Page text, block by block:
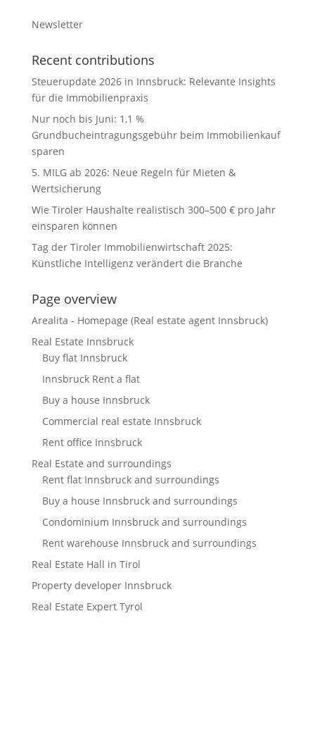
Newsletter
Recent contributions
Steuerupdate 2026 in Innsbruck: Relevante Insights
für die Immobilienpraxis
Nur noch bis Juni: 1,1 %
Grundbucheintragungsgebühr beim Immobilienkauf
sparen
5. MILG ab 2026: Neue Regeln für Mieten &
Wertsicherung
Wie Tiroler Haushalte realistisch 300–500 € pro Jahr
einsparen können
Tag der Tiroler Immobilienwirtschaft 2025:
Künstliche Intelligenz verändert die Branche
Page overview
Arealita - Homepage (Real estate agent Innsbruck)
Real Estate Innsbruck
Buy flat Innsbruck
Innsbruck Rent a flat
Buy a house Innsbruck
Commercial real estate Innsbruck
Rent office Innsbruck
Real Estate and surroundings
Rent flat Innsbruck and surroundings
Buy a house Innsbruck and surroundings
Condominium Innsbruck and surroundings
Rent warehouse Innsbruck and surroundings
Real Estate Hall in Tirol
Property developer Innsbruck
Real Estate Expert Tyrol